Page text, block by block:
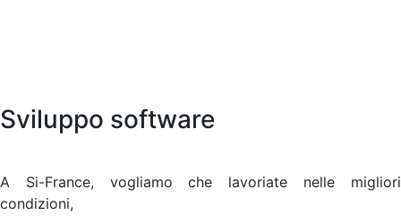
Sviluppo software
A Si-France, vogliamo che lavoriate nelle migliori
condizioni,